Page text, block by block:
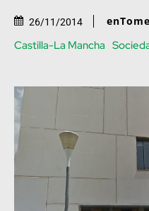
26/11/2014
Castilla-La Mancha